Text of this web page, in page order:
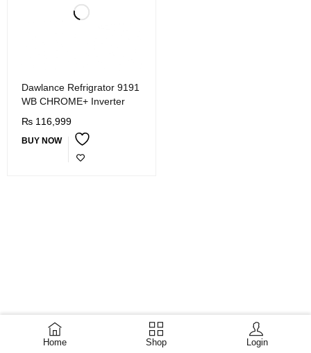
Home Shop Login
Dawlance Refrigrator 9191
WB CHROME+ Inverter
₨ 116,999
BUY NOW